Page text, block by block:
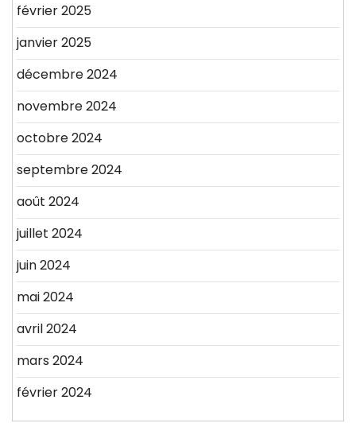
février 2025
janvier 2025
décembre 2024
novembre 2024
octobre 2024
septembre 2024
août 2024
juillet 2024
juin 2024
mai 2024
avril 2024
mars 2024
février 2024